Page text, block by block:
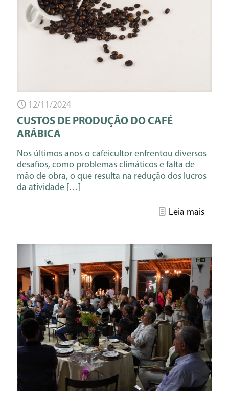
12/11/2024
CUSTOS DE PRODUÇÃO DO CAFÉ
ARÁBICA
Nos últimos anos o cafeicultor enfrentou diversos
desafios, como problemas climáticos e falta de
mão de obra, o que resulta na redução dos lucros
da atividade […]
Leia mais